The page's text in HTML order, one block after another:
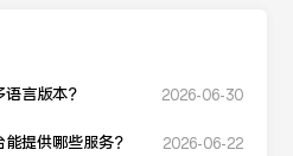
言版本？ 2026-06-30
提供哪些服务？ 2026-06-22